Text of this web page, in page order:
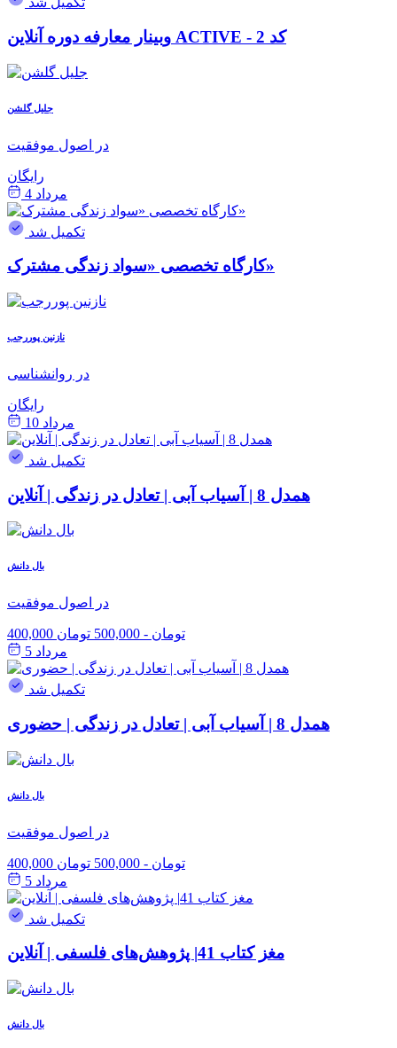
وبینار معارفه دوره آنلاین ACTIVE - کد 2
جلیل گلشن
در اصول موفقیت
رایگان
مرداد 4
تکمیل شد
کارگاه تخصصی «سواد زندگی مشترک»
نازنین پوررجب
در روانشناسی
رایگان
مرداد 10
تکمیل شد
همدل 8 | آسیاب آبی | تعادل در زندگی | آنلاین
بال دانش
در اصول موفقیت
400,000 تومان - 500,000 تومان
مرداد 5
تکمیل شد
همدل 8 | آسیاب آبی | تعادل در زندگی | حضوری
بال دانش
در اصول موفقیت
400,000 تومان - 500,000 تومان
مرداد 5
تکمیل شد
مغز کتاب 41| پژوهش‌های فلسفی | آنلاین
بال دانش